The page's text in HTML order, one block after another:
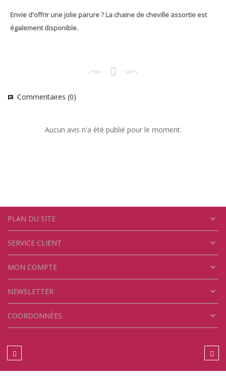
Envie d'offrir une jolie parure ? La chaine de cheville assortie est
également disponible.
chat Commentaires (0)
Aucun avis n'a été publié pour le moment.
PLAN DU SITE 
SERVICE CLIENT 
MON COMPTE 
NEWSLETTER 
COORDONNÉES 